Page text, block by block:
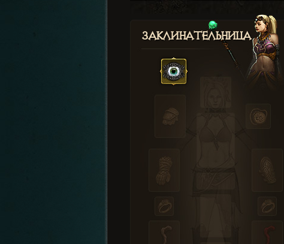
Заклинательница